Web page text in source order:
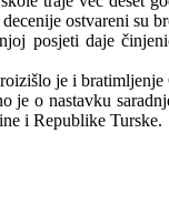
ostvareni su
posjeti daje
je i
je o nastavku
i Republike Turske.